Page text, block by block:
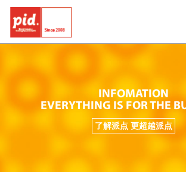
INFOMATION
EVERYTHING IS FOR THE
了解派点 更超越派点